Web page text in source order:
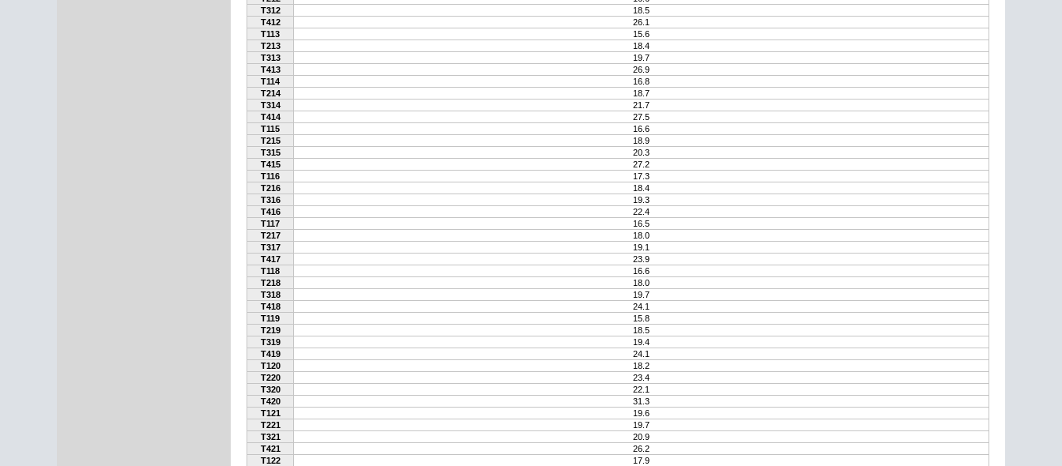
T312
18.5
T412
26.1
T113
15.6
T213
18.4
T313
19.7
T413
26.9
T114
16.8
T214
18.7
T314
21.7
T414
27.5
T115
16.6
T215
18.9
T315
20.3
T415
27.2
T116
17.3
T216
18.4
T316
19.3
T416
22.4
T117
16.5
T217
18.0
T317
19.1
T417
23.9
T118
16.6
T218
18.0
T318
19.7
T418
24.1
T119
15.8
T219
18.5
T319
19.4
T419
24.1
T120
18.2
T220
23.4
T320
22.1
T420
31.3
T121
19.6
T221
19.7
T321
20.9
T421
26.2
T122
17.9